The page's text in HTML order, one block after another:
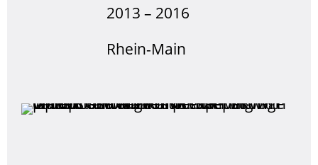
2013 – 2016
Rhein-Main